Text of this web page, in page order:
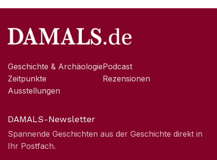
Geschichte & Archäologie
Zeitpunkte
Ausstellungen
Podcast
Rezensionen
DAMALS-Newsletter
Spannende Geschichten aus der Geschichte direkt in
Ihr Postfach.